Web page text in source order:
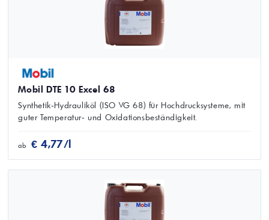
Mobil DTE 10 Excel 68
Synthetik‑Hydrauliköl (ISO VG 68) für Hochdrucksysteme, mit
guter Temperatur‑ und Oxidationsbeständigkeit.
ab € 4,77/l